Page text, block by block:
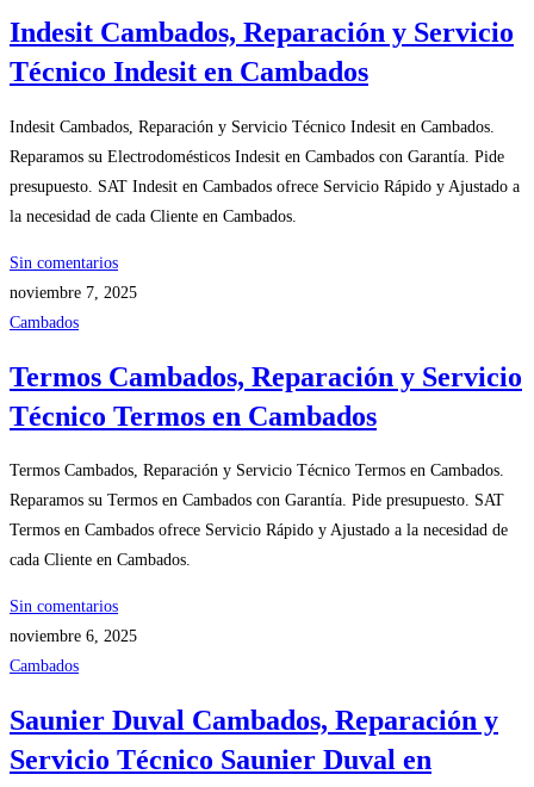
Indesit Cambados, Reparación y Servicio
Técnico Indesit en Cambados
Indesit Cambados, Reparación y Servicio Técnico Indesit en Cambados.
Reparamos su Electrodomésticos Indesit en Cambados con Garantía. Pide
presupuesto. SAT Indesit en Cambados ofrece Servicio Rápido y Ajustado a
la necesidad de cada Cliente en Cambados.
Sin comentarios
noviembre 7, 2025
Cambados
Termos Cambados, Reparación y Servicio
Técnico Termos en Cambados
Termos Cambados, Reparación y Servicio Técnico Termos en Cambados.
Reparamos su Termos en Cambados con Garantía. Pide presupuesto. SAT
Termos en Cambados ofrece Servicio Rápido y Ajustado a la necesidad de
cada Cliente en Cambados.
Sin comentarios
noviembre 6, 2025
Cambados
Saunier Duval Cambados, Reparación y
Servicio Técnico Saunier Duval en